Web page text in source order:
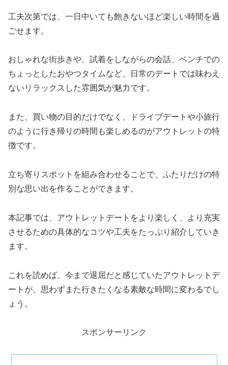
工夫次第では、一日中いても飽きないほど楽しい時間を過
ごせます。
おしゃれな街歩きや、試着をしながらの会話、ベンチでの
ちょっとしたおやつタイムなど、日常のデートでは味わえ
ないリラックスした雰囲気が魅力です。
また、買い物の目的だけでなく、ドライブデートや小旅行
のように行き帰りの時間も楽しめるのがアウトレットの特
徴です。
立ち寄りスポットを組み合わせることで、ふたりだけの特
別な思い出を作ることができます。
本記事では、アウトレットデートをより楽しく、より充実
させるための具体的なコツや工夫をたっぷり紹介していき
ます。
これを読めば、今まで退屈だと感じていたアウトレットデ
ートが、思わずまた行きたくなる素敵な時間に変わるでし
ょう。
スポンサーリンク